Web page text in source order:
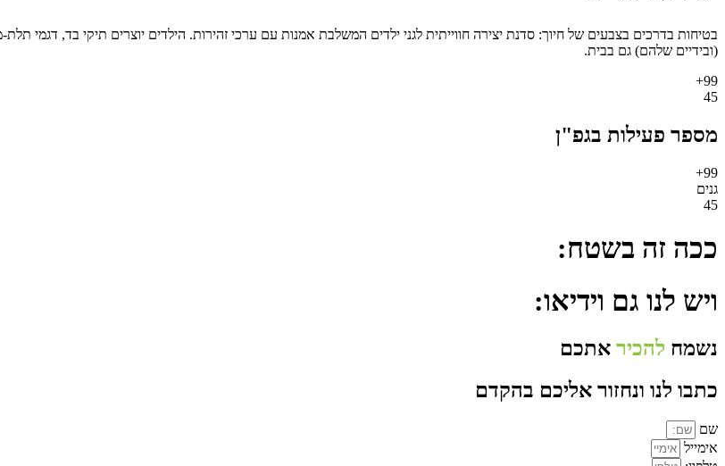
בטיחות בדרכים בצבעים של חיוך: סדנת יצירה חווייתית לגני ילדים המשלבת אמנות עם ערכי זהירות. הילדים יוצרים תיקי בד, דגמי
(ובידיים שלהם) גם בבית.
99+
45
מספר פעילות בגפ"ן
99+
גנים
45
ככה זה בשטח:
ויש לנו גם וידיאו:
נשמח להכיר אתכם
כתבו לנו ונחזור אליכם בהקדם
שם
אימייל